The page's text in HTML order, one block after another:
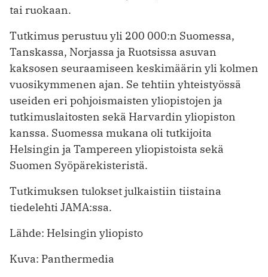
tai ruokaan.
Tutkimus perustuu yli 200 000:n Suomessa,
Tanskassa, Norjassa ja Ruotsissa asuvan
kaksosen seuraamiseen keskimäärin yli kolmen
vuosikymmenen ajan. Se tehtiin yhteistyössä
useiden eri pohjoismaisten yliopistojen ja
tutkimuslaitosten sekä Harvardin yliopiston
kanssa. Suomessa mukana oli tutkijoita
Helsingin ja Tampereen yliopistoista sekä
Suomen Syöpärekisteristä.
Tutkimuksen tulokset julkaistiin tiistaina
tiedelehti JAMA:ssa.
Lähde: Helsingin yliopisto
Kuva: Panthermedia